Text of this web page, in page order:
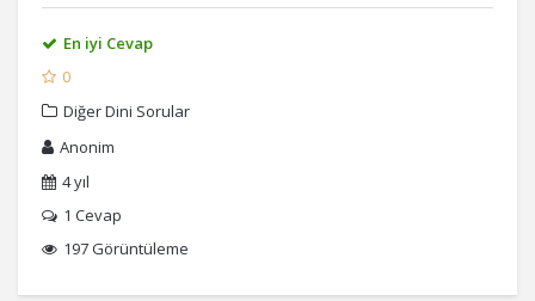
En iyi Cevap
0
Diğer Dini Sorular
Anonim
4 yıl
1 Cevap
197 Görüntüleme